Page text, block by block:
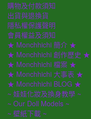
購物及付款須知
出貨與退換貨
隱私權保護聲明
會員權益及須知
★ Monchhichi 簡介 ★
★ Monchhichi 創作歷史 ★
★ Monchhichi 檔案 ★
★ Monchhichi 大事表 ★
★ Monchhichi BLOG ★
~ 娃娃化妝及換身教學 ~
~ Our Doll Models ~
~ 壁紙下載 ~